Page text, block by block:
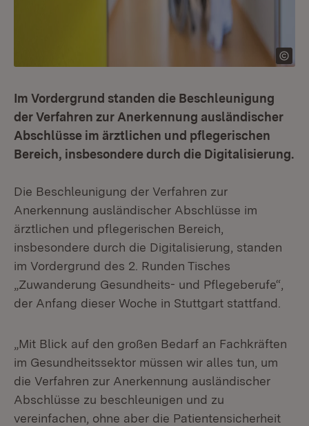
Im Vordergrund standen die Beschleunigung
der Verfahren zur Anerkennung ausländischer
Abschlüsse im ärztlichen und pflegerischen
Bereich, insbesondere durch die Digitalisierung.
Die Beschleunigung der Verfahren zur
Anerkennung ausländischer Abschlüsse im
ärztlichen und pflegerischen Bereich,
insbesondere durch die Digitalisierung, standen
im Vordergrund des 2. Runden Tisches
„Zuwanderung Gesundheits- und Pflegeberufe“,
der Anfang dieser Woche in Stuttgart stattfand.
„Mit Blick auf den großen Bedarf an Fachkräften
im Gesundheitssektor müssen wir alles tun, um
die Verfahren zur Anerkennung ausländischer
Abschlüsse zu beschleunigen und zu
vereinfachen, ohne aber die Patientensicherheit